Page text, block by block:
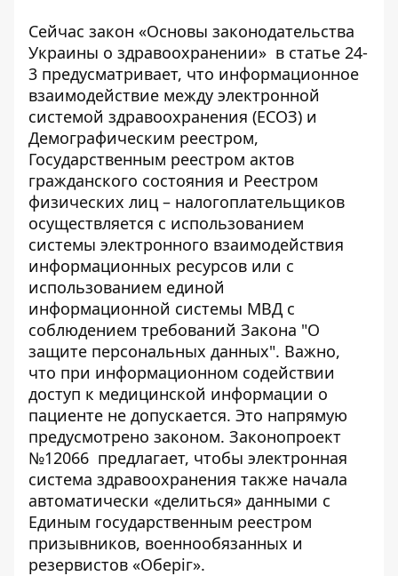
Сейчас закон «Основы законодательства
Украины о здравоохранении» в статье 24-
3 предусматривает, что информационное
взаимодействие между электронной
системой здравоохранения (ЕСОЗ) и
Демографическим реестром,
Государственным реестром актов
гражданского состояния и Реестром
физических лиц – налогоплательщиков
осуществляется с использованием
системы электронного взаимодействия
информационных ресурсов или с
использованием единой
информационной системы МВД с
соблюдением требований Закона "О
защите персональных данных". Важно,
что при информационном содействии
доступ к медицинской информации о
пациенте не допускается. Это напрямую
предусмотрено законом. Законопроект
№12066 предлагает, чтобы электронная
система здравоохранения также начала
автоматически «делиться» данными с
Единым государственным реестром
призывников, военнообязанных и
резервистов «Оберіг».